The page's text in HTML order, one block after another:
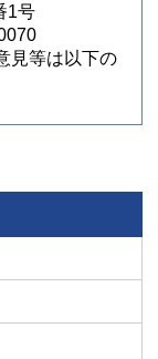
1号
見等は以下の